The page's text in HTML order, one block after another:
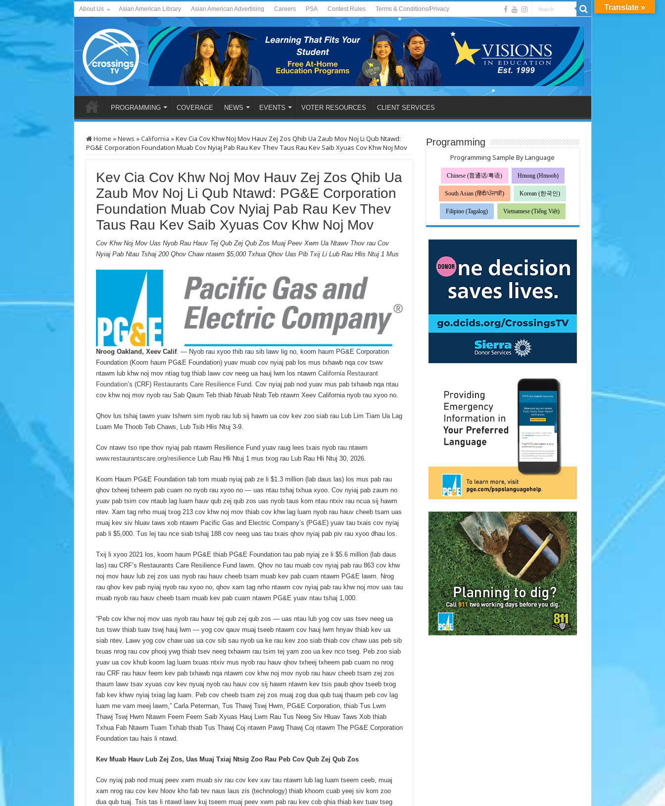
About Us Asian American Library Asian American Advertising Careers PSA Contest Rules Terms & Conditions/Privacy
PROGRAMMING COVERAGE NEWS EVENTS VOTER RESOURCES CLIENT SERVICES
Home »News »California »Kev Cia Cov Khw Noj Mov Hauv Zej Zos Qhib Ua Zaub Mov Noj Li Qub Ntawd:
PG&E Corporation Foundation Muab Cov Nyiaj Pab Rau Kev Thev Taus Rau Kev Saib Xyuas Cov Khw Noj Mov
Kev Cia Cov Khw Noj Mov Hauv Zej Zos Qhib Ua
Zaub Mov Noj Li Qub Ntawd: PG&E Corporation
Foundation Muab Cov Nyiaj Pab Rau Kev Thev
Taus Rau Kev Saib Xyuas Cov Khw Noj Mov
Cov Khw Noj Mov Uas Nyob Rau Hauv Tej Qub Zej Qub Zos Muaj Peev Xwm Ua Ntawv Thov rau Cov
Nyiaj Pab Ntau Tshaj 200 Qhov Chaw ntawm $5,000 Txhua Qhov Uas Pib Txij Li Lub Rau Hlis Ntuj 1 Mus
Nroog Oakland, Xeev Calif. — Nyob rau xyoo thib rau sib lawv lig no, koom haum PG&E Corporation
Foundation (Koom haum PG&E Foundation) yuav muab cov nyiaj pab los mus txhawb nqa cov tswv
ntawm lub khw noj mov ntiag tug thiab lawv cov neeg ua hauj lwm los ntawm California Restaurant
Foundation’s (CRF) Restaurants Care Resilience Fund. Cov nyiaj pab nod yuav mus pab txhawb nqa ntau
cov khw noj mov nyob rau Sab Qaum Teb thiab Nruab Nrab Teb ntawm Xeev California nyob rau xyoo no.
Qhov lus tshaj tawm yuav tshwm sim nyob rau lub sij hawm ua cov kev zoo siab rau Lub Lim Tiam Ua Lag
Luam Me Thoob Teb Chaws, Lub Tsib Hlis Ntuj 3-9.
Cov ntawv tso npe thov nyiaj pab ntawm Resilience Fund yuav raug lees txais nyob rau ntawm
www.restaurantscare.org/resilienceLub Rau Hli Ntuj 1 mus txog rau Lub Rau Hli Ntuj 30, 2026.
Koom Haum PG&E Foundation tab tom muab nyiaj pab ze li $1.3 million (lab daus las) los mus pab rau
qhov txheej txheem pab cuam no nyob rau xyoo no — uas ntau tshaj txhua xyoo. Cov nyiaj pab zaum no
yuav pab tsim cov ntaub lag luam hauv qub zej qub zos uas nyob taus kom ntau ntxiv rau ncua sij hawm
ntev. Xam tag nrho muaj txog 213 cov khw noj mov thiab cov khw lag luam nyob rau hauv cheeb tsam uas
muaj kev siv hluav taws xob ntawm Pacific Gas and Electric Company’s (PG&E) yuav tau txais cov nyiaj
pab li $5,000. Tus lej tau nce siab tshaj 188 cov neeg uas tau txais qhov nyiaj pab piv rau xyoo dhau los.
Txij li xyoo 2021 los, koom haum PG&E thiab PG&E Foundation tau pab nyiaj ze li $5.6 million (lab daus
las) rau CRF’s Restaurants Care Resilience Fund lawm. Qhov no tau muab cov nyiaj pab rau 863 cov khw
noj mov hauv lub zej zos uas nyob rau hauv cheeb tsam muab kev pab cuam ntawm PG&E lawm. Nrog
rau qhov kev pab nyiaj nyob rau xyoo no, qhov xam tag nrho ntawm cov nyiaj pab rau khw noj mov uas tau
muab nyob rau hauv cheeb tsam muab kev pab cuam ntawm PG&E yuav ntau tshaj 1,000.
“Peb cov khw noj mov uas nyob rau hauv tej qub zej qub zos — uas ntau lub yog cov uas tsev neeg ua
tus tswv thiab tuav tswj hauj lwm — yog cov qauv muaj tseeb ntawm cov hauj lwm hnyav thiab kev ua
siab ntev. Lawv yog cov chaw uas ua cov sib sau nyob ua ke rau kev zoo siab thiab cov chaw uas peb sib
txuas nrog rau cov phooj ywg thiab tsev neeg txhawm rau tsim tej yam zoo ua kev nco tseg. Peb zoo siab
yuav ua cov khub koom lag luam txuas ntxiv mus nyob rau hauv qhov txheej txheem pab cuam no nrog
rau CRF rau hauv feem kev pab txhawb nqa ntawm cov khw noj mov nyob rau hauv cheeb tsam zej zos
thaum lawv tsav xyuas cov kev nyuaj nyob rau hauv cov sij hawm ntawm kev tsis paub qhov tseeb txog
fab kev khwv nyiaj txiag lag luam. Peb cov cheeb tsam zej zos muaj zog dua qub tuaj thaum peb cov lag
luam me vam meej lawm,” Carla Peterman, Tus Thawj Tswj Hwm, PG&E Corporation, thiab Tus Lwm
Thawj Tswj Hwm Ntawm Feem Feem Saib Xyuas Hauj Lwm Rau Tus Neeg Siv Hluav Taws Xob thiab
Txhua Fab Ntawm Tuam Txhab thiab Tus Thawj Coj ntawm Pawg Thawj Coj ntawm The PG&E Corporation
Foundation tau hais li ntawd.
Kev Muab Hauv Lub Zej Zos, Uas Muaj Txiaj Ntsig Zoo Rau Peb Cov Qub Zej Qub Zos
Cov nyiaj pab nod muaj peev xwm muab siv rau cov kev xav tau ntawm lub lag luam tseem ceeb, muaj
xam nrog rau cov kev hloov kho fab tev naus laus zis (technology) thiab khoom cuab yeej siv kom zoo
dua qub tuaj. Tsis tas li ntawd lawv kuj tseem muaj peev xwm pab rau kev cob qhia thiab kev tuav tseg
Programming
Programming Sample By Language
Chinese (普通话/粤语) Hmong (Hmoob)
South Asian (हिंदी/ਪੰਜਾਬੀ) Korean (한국인)
Filipino (Tagalog) Vietnamese (Tiếng Việt)
Translate »